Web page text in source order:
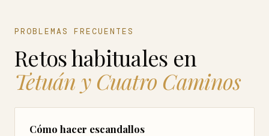
PROBLEMAS FRECUENTES
Retos habituales en
Tetuán y Cuatro Caminos
Cómo hacer escandallos